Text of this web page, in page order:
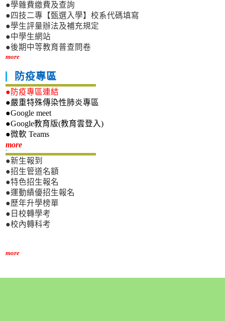
●學雜費繳費及查詢
●四技二專【甄選入學】校系代碼填寫
●學生評量辦法及補充規定
●中學生網站
●後期中等教育普查問卷
more
防疫專區
●防疫專區連結
●嚴重特殊傳染性肺炎專區
●Google meet
●Google教育版(教育雲登入)
●微軟 Teams
more新生專區
●新生報到
●招生管道名額
●特色招生報名
●運動績優招生報名
●歷年升學榜單
●日校轉學考
●校內轉科考
more